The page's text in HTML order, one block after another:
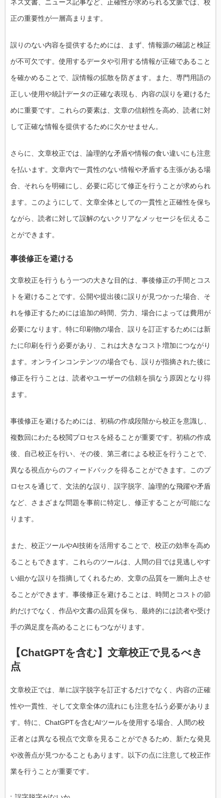
ネス文書、ニュース記事など、正確性が求められる文脈では、校
正の重要性が一層高まります。
誤りのない内容を提供するためには、まず、情報源の確認と検証
が不可欠です。使用するデータや引用する情報が正確であること
を確かめることで、誤情報の拡散を防ぎます。また、専門用語の
正しい使用や統計データの正確な表現も、内容の誤りを避けるた
めに重要です。これらの要素は、文章の信頼性を高め、読者に対
して正確な情報を提供するために欠かせません。
さらに、文章校正では、論理的な矛盾や情報の食い違いにも注意
を払います。文章内で一貫性のない情報や矛盾する主張がある場
合、それらを明確にし、必要に応じて修正を行うことが求められ
ます。このようにして、文章全体としての一貫性と正確性を保ち
ながら、読者に対して誤解のないクリアなメッセージを伝えるこ
とができます。
事後修正を避ける
文章校正を行うもう一つの大きな目的は、事後修正の手間とコス
トを避けることです。公開や提出後に誤りが見つかった場合、そ
れを修正するためには追加の時間、労力、場合によっては費用が
必要になります。特に印刷物の場合、誤りを訂正するためには新
たに印刷を行う必要があり、これは大きなコスト増加につながり
ます。オンラインコンテンツの場合でも、誤りが指摘された後に
修正を行うことは、読者やユーザーの信頼を損なう原因となり得
ます。
事後修正を避けるためには、初稿の作成段階から校正を意識し、
複数回にわたる校閲プロセスを経ることが重要です。初稿の作成
後、自己校正を行い、その後、第三者による校正を行うことで、
異なる視点からのフィードバックを得ることができます。このプ
ロセスを通じて、文法的な誤り、誤字脱字、論理的な飛躍や矛盾
など、さまざまな問題を事前に特定し、修正することが可能にな
ります。
また、校正ツールやAI技術を活用することで、校正の効率を高め
ることもできます。これらのツールは、人間の目では見逃しやす
い細かな誤りを指摘してくれるため、文章の品質を一層向上させ
ることができます。事後修正を避けることは、時間とコストの節
約だけでなく、作品や文書の品質を保ち、最終的には読者や受け
手の満足度を高めることにもつながります。
【ChatGPTを含む】文章校正で見るべき
点
文章校正では、単に誤字脱字を訂正するだけでなく、内容の正確
性や一貫性、そして文章全体の流れにも注意を払う必要がありま
す。特に、ChatGPTを含むAIツールを使用する場合、人間の校
正者とは異なる視点で文章を見ることができるため、新たな発見
や改善点が見つかることもあります。以下の点に注意して校正作
業を行うことが重要です。